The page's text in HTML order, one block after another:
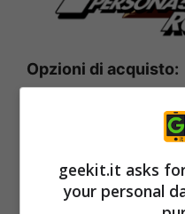
Opzioni di acquisto:
Edizione
Edizione
1 More
Gioco
geekit.it asks
your personal